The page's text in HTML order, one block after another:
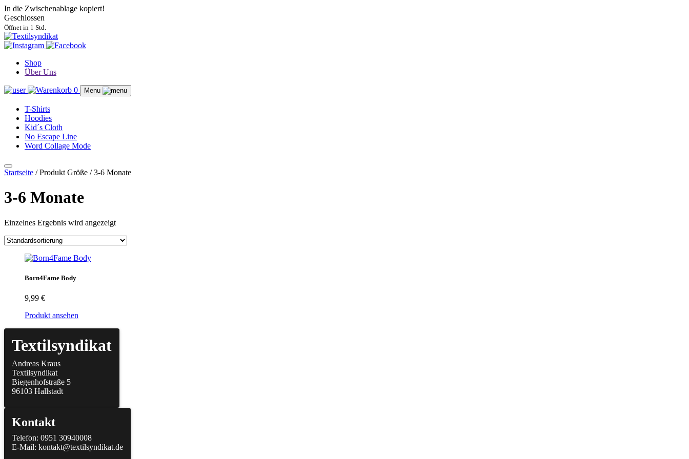
In die Zwischenablage kopiert!
Geschlossen
Öffnet in 1 Std.
Shop
Über Uns
0 Menu
T-Shirts
Hoodies
Kid´s Cloth
No Escape Line
Word Collage Mode
Startseite / Produkt Größe / 3-6 Monate
3-6 Monate
Einzelnes Ergebnis wird angezeigt
Born4Fame Body
9,99 €
Produkt ansehen
Textilsyndikat
Andreas Kraus
Textilsyndikat
Biegenhofstraße 5
96103 Hallstadt
Kontakt
Telefon: 0951 30940008
E-Mail: kontakt@textilsyndikat.de